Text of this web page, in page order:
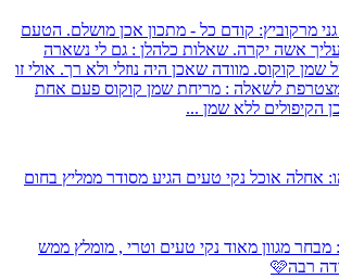
מרקוביץ: קודם כל - מתכון אכן מושלם. הטעם
עליך אשה יקרה. שאלות כלהלן : גם לי נשארה
קוקוס. מוודה שאכן היה נוזלי ולא רך. אולי זו
מצטרפת לשאלה : מריחת שמן קוקוס פעם אחת
הקיפולים ללא שמן ...
אחלה אוכל נקי טעים הגיע מסודר ממליץ בחום
מבחר מגוון מאוד נקי טעים וטרי , מומלץ ממש
רבה🩷